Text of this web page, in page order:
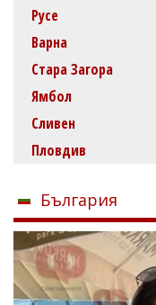
Русе
Варна
Стара Загора
Ямбол
Сливен
Пловдив
България